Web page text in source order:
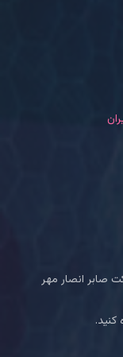
صابر انصار مهر